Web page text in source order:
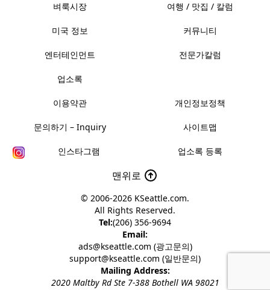
벼룩시장 여행 / 맛집 / 칼럼
미국 정보 커뮤니티
엔터테인먼트 전문가칼럼
업소록
이용약관 개인정보정책
문의하기 – Inquiry 사이트맵
인스타그램 업소록 등록
맨위로
© 2006-2026 KSeattle.com.
All Rights Reserved.
Tel:(206) 356-9694
Email:
ads@kseattle.com (광고문의)
support@kseattle.com (일반문의)
Mailing Address:
2020 Maltby Rd Ste 7-388 Bothell WA 98021